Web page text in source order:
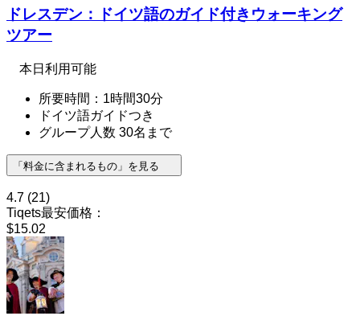
ドレスデン：ドイツ語のガイド付きウォーキング
ツアー
本日利用可能
所要時間：1時間30分
ドイツ語ガイドつき
グループ人数 30名まで
「料金に含まれるもの」を見る
4.7 (21)
Tiqets最安価格：
$15.02